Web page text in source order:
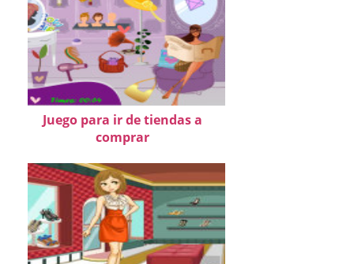
Juego para ir de tiendas a
comprar